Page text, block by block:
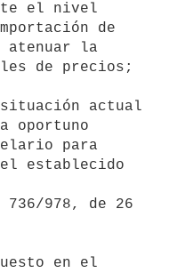
el nivel
de
atenuar la
de precios;
actual
oportuno
para
establecido
978, de 26